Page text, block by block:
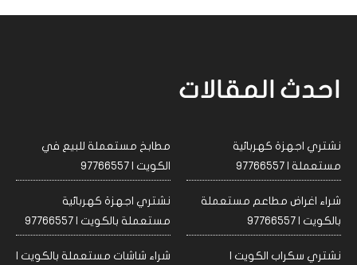
احدث المقالات
نشتري اجهزة كهربائية
مستعملة | 97766557
مطابخ مستعملة للبيع في
الكويت | 97766557
شراء اغراض مطاعم مستعملة
بالكويت | 97766557
نشتري اجهزة كهربائية
مستعملة بالكويت | 97766557
نشتري سكراب الكويت |
شراء شاشات مستعملة بالكويت |